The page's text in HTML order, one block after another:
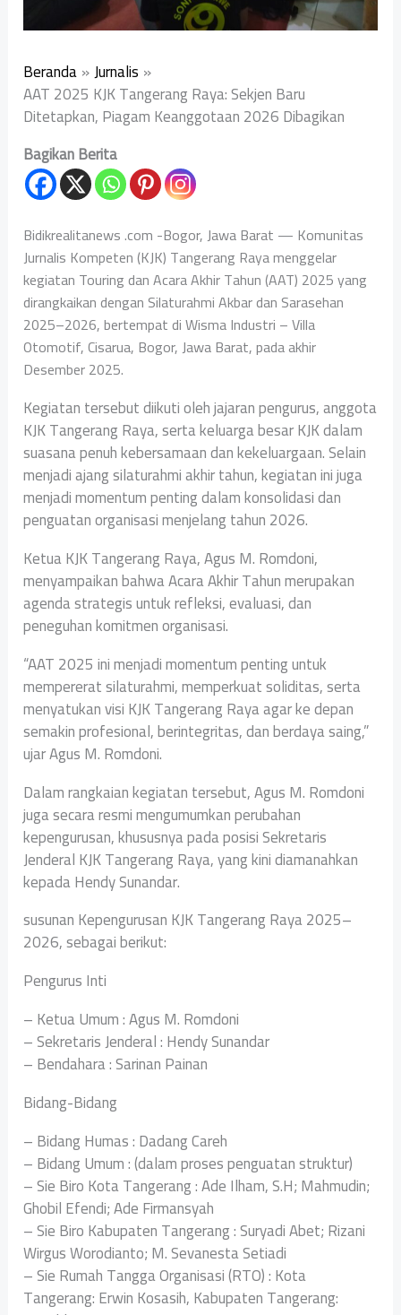
Beranda Jurnalis
AAT 2025 KJK Tangerang Raya: Sekjen Baru
Ditetapkan, Piagam Keanggotaan 2026 Dibagikan
Bagikan Berita
Bidikrealitanews .com -Bogor, Jawa Barat — Komunitas
Jurnalis Kompeten (KJK) Tangerang Raya menggelar
kegiatan Touring dan Acara Akhir Tahun (AAT) 2025 yang
dirangkaikan dengan Silaturahmi Akbar dan Sarasehan
2025–2026, bertempat di Wisma Industri – Villa
Otomotif, Cisarua, Bogor, Jawa Barat, pada akhir
Desember 2025.
Kegiatan tersebut diikuti oleh jajaran pengurus, anggota
KJK Tangerang Raya, serta keluarga besar KJK dalam
suasana penuh kebersamaan dan kekeluargaan. Selain
menjadi ajang silaturahmi akhir tahun, kegiatan ini juga
menjadi momentum penting dalam konsolidasi dan
penguatan organisasi menjelang tahun 2026.
Ketua KJK Tangerang Raya, Agus M. Romdoni,
menyampaikan bahwa Acara Akhir Tahun merupakan
agenda strategis untuk refleksi, evaluasi, dan
peneguhan komitmen organisasi.
“AAT 2025 ini menjadi momentum penting untuk
mempererat silaturahmi, memperkuat soliditas, serta
menyatukan visi KJK Tangerang Raya agar ke depan
semakin profesional, berintegritas, dan berdaya saing,”
ujar Agus M. Romdoni.
Dalam rangkaian kegiatan tersebut, Agus M. Romdoni
juga secara resmi mengumumkan perubahan
kepengurusan, khususnya pada posisi Sekretaris
Jenderal KJK Tangerang Raya, yang kini diamanahkan
kepada Hendy Sunandar.
susunan Kepengurusan KJK Tangerang Raya 2025–
2026, sebagai berikut:
Pengurus Inti
– Ketua Umum : Agus M. Romdoni
– Sekretaris Jenderal : Hendy Sunandar
– Bendahara : Sarinan Painan
Bidang-Bidang
– Bidang Humas : Dadang Careh
– Bidang Umum : (dalam proses penguatan struktur)
– Sie Biro Kota Tangerang : Ade Ilham, S.H; Mahmudin;
Ghobil Efendi; Ade Firmansyah
– Sie Biro Kabupaten Tangerang : Suryadi Abet; Rizani
Wirgus Worodianto; M. Sevanesta Setiadi
– Sie Rumah Tangga Organisasi (RTO) : Kota
Tangerang: Erwin Kosasih, Kabupaten Tangerang: